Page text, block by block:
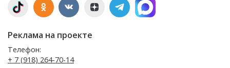
Реклама на проекте
Телефон:
+ 7 (918) 264-70-14